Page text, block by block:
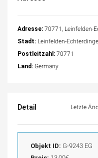
Adresse: 70771, Leinfelden-
Stadt: Leinfelden-
Postleitzahl: 70771
Land: Germany
Detail Letzte
Objekt ID: G-9243 EG